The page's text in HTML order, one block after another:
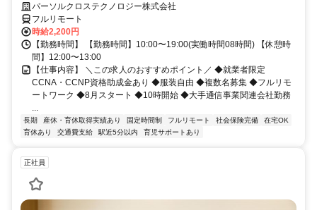
モートワーク/8月スタート/10時開始/大手通信事業関連会社勤務
パーソルクロステクノロジー株式会社
フルリモート
時給2,200円
【勤務時間】 【勤務時間】10:00〜19:00(実働時間08時間) 【休憩時
間】12:00〜13:00
【仕事内容】 ＼この求人のおすすめポイント／ ◆就業者限定
CCNA・CCNP資格助成金あり ◆服装自由 ◆複数名募集 ◆フルリモ
ートワーク ◆8月スタート ◆10時開始 ◆大手通信事業関連会社勤務
...
長期 産休・育休取得実績あり 固定時間制 フルリモート 社会保険完備
在宅OK
育休あり
交通費支給 駅近5分以内 育児サポートあり
正社員